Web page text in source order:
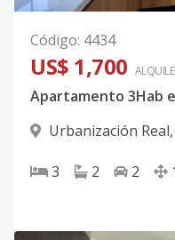
Código: 4434
US$ 1,700
Urbanización Real,
3 2 2